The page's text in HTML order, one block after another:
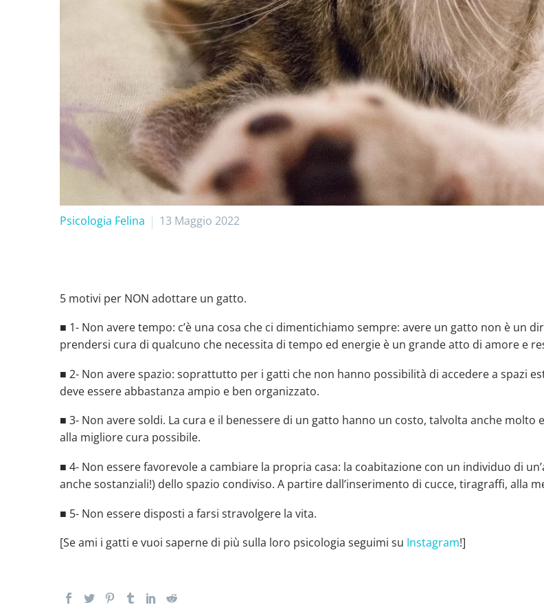
Psicologia Felina 13 Maggio 2022
5 motivi per NON adottare un gatto.
■ 1- Non avere tempo: c’è una cosa che ci dimentichiamo sempre: avere un gatto non è un
prendersi cura di qualcuno che necessita di tempo ed energie è un grande atto di amore e
■ 2- Non avere spazio: soprattutto per i gatti che non hanno possibilità di accedere a spazi
deve essere abbastanza ampio e ben organizzato. ⠀
■ 3- Non avere soldi. La cura e il benessere di un gatto hanno un costo, talvolta anche
alla migliore cura possibile.⠀
■ 4- Non essere favorevole a cambiare la propria casa: la coabitazione con un individuo di
anche sostanziali!) dello spazio condiviso. A partire dall’inserimento di cucce, tiragraffi, alla
■ 5- Non essere disposti a farsi stravolgere la vita. ⠀
[Se ami i gatti e vuoi saperne di più sulla loro psicologia seguimi su Instagram!]